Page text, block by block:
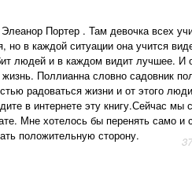
Портер . Там девочка всех
в каждой ситуации она учится
людей и в каждом видит лучшее. И
Поллианна словно садовник
радоваться жизни и от этого
в интернете эту книгу.Сейчас мы
Мне хотелось бы перенять само и
положительную сторону.